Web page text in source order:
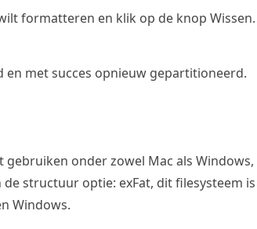
formatteren en klik op de knop Wissen.
met succes opnieuw gepartitioneerd.
onder zowel Mac als Windows,
structuur optie: exFat, dit filesysteem is
Windows.